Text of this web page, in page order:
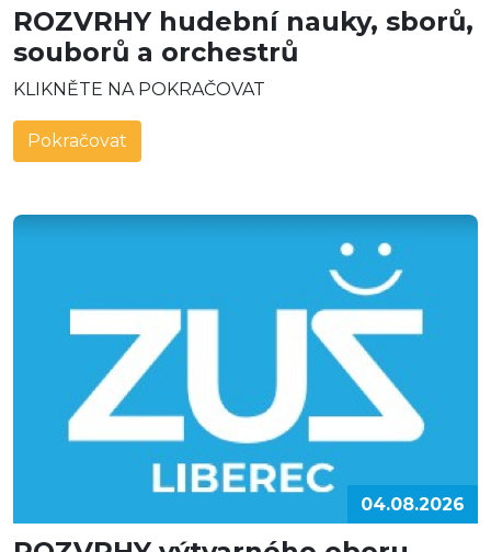
ROZVRHY hudební nauky, sborů,
souborů a orchestrů
KLIKNĚTE NA POKRAČOVAT
Pokračovat
04.08.2026